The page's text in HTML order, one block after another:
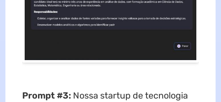
Prompt #3: Nossa startup de tecnologia